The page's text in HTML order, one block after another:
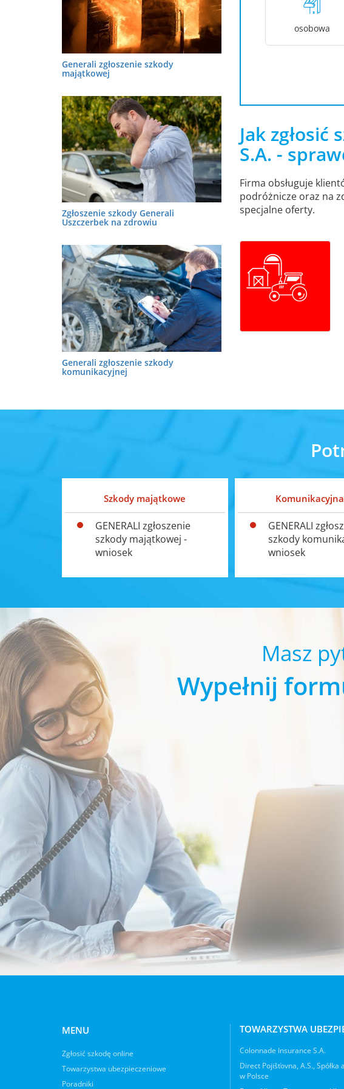
Generali zgłoszenie szkody
majątkowej
Zgłoszenie szkody Generali
Uszczerbek na zdrowiu
Generali zgłoszenie szkody
komunikacyjnej
osobowa
Jak
S.A. -
Firma obsługuje
podróżnicze oraz na
specjalne oferty.
Szkody majątkowe
GENERALI zgłoszenie
szkody majątkowej -
wniosek
GENERALI
szkody
wniosek
Masz
Wypełnij
MENU
Zgłosić szkodę online
Towarzystwa ubezpieczeniowe
Poradniki
TOWARZYSTWA
Colonnade Insurance S.A.
Direct Pojišťovna, A.S., Spółka
w Polsce